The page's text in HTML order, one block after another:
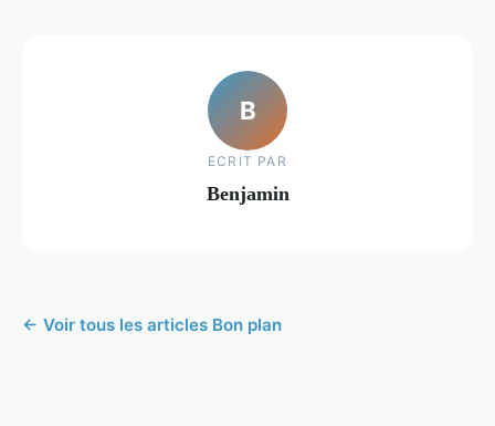
B
ECRIT PAR
Benjamin
← Voir tous les articles Bon plan